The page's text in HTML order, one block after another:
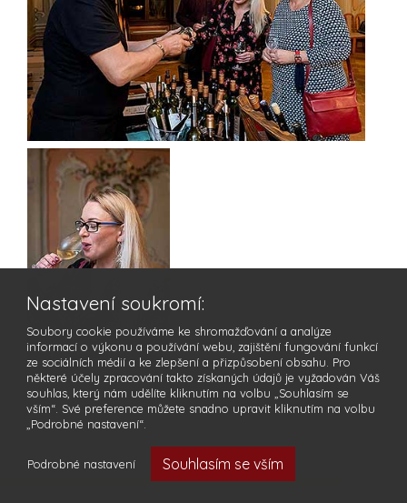
Nastavení soukromí:
Soubory cookie používáme ke shromažďování a analýze
informací o výkonu a používání webu, zajištění fungování funkcí
ze sociálních médií a ke zlepšení a přizpůsobení obsahu. Pro
některé účely zpracování takto získaných údajů je vyžadován Váš
souhlas, který nám udělíte kliknutím na volbu „Souhlasím se
vším“. Své preference můžete snadno upravit kliknutím na volbu
„Podrobné nastavení“.
Podrobné nastavení Souhlasím se vším